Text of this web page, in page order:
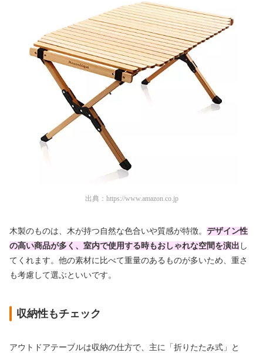
出典： https://www.amazon.co.jp
木製のものは、木が持つ自然な色合いや質感が特徴。 デザイン性
の高い商品が多く、室内で使用する時もおしゃれな空間を演出 し
てくれます。他の素材に比べて重量のあるものが多いため、重さ
も考慮して選ぶといいです。
収納性もチェック
アウトドアテーブルは収納の仕方で、主に「折りたたみ式」と